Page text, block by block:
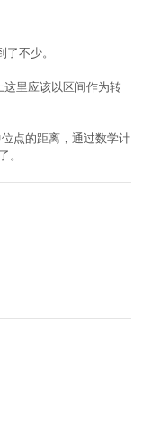
不少。
里应该以区间作为转
点的距离，通过数学计